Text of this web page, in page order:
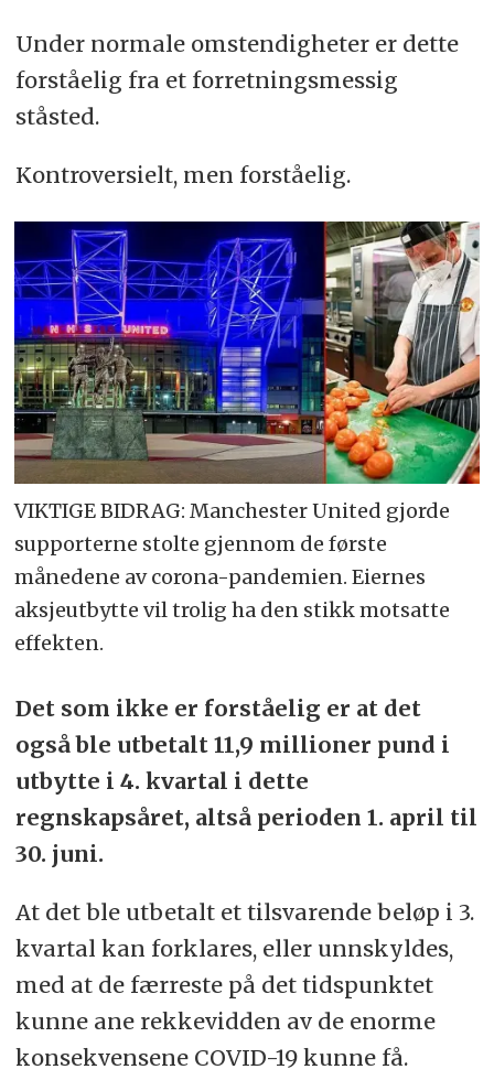
Under normale omstendigheter er dette
forståelig fra et forretningsmessig
ståsted.
Kontroversielt, men forståelig.
VIKTIGE BIDRAG: Manchester United gjorde
supporterne stolte gjennom de første
månedene av corona-pandemien. Eiernes
aksjeutbytte vil trolig ha den stikk motsatte
effekten.
Det som ikke er forståelig er at det
også ble utbetalt 11,9 millioner pund i
utbytte i 4. kvartal i dette
regnskapsåret, altså perioden 1. april til
30. juni.
At det ble utbetalt et tilsvarende beløp i 3.
kvartal kan forklares, eller unnskyldes,
med at de færreste på det tidspunktet
kunne ane rekkevidden av de enorme
konsekvensene COVID-19 kunne få.